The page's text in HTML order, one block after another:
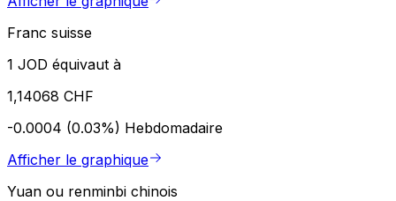
Franc suisse
1 JOD équivaut à
1,14068 CHF
-0.0004 (0.03%) Hebdomadaire
Afficher le graphique
Yuan ou renminbi chinois